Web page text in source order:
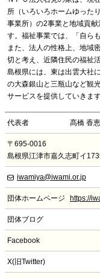
所（いろいろホームゆった
事業所）の2事業と地域貢
す。福祉事業では、「自ら
また、法人の性格上、地域
切と考え、近隣住民の福祉
島根県には、東は出雲大社
の大森銀山と三瓶山など観
サービスを提供していきます
代表者 髙橋 香恵
〒695-0016
島根県江津市嘉久志町イ
iwamiya@iwami.or.jp
団体ホームページ https://
団体ブログ
Facebook
X(旧Twitter)